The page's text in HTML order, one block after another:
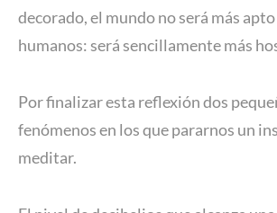
decorado, el mundo no será más
humanos: será sencillamente más
Por finalizar esta reflexión dos
fenómenos en los que pararnos un
meditar.